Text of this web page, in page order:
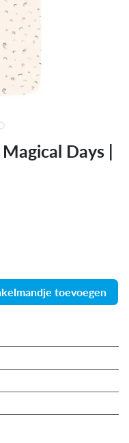
Days |
toevoegen